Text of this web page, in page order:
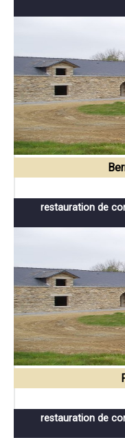
restauration de
restauration de